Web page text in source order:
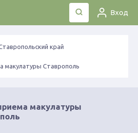
Вход
край
макулатуры Ставрополь
макулатуры